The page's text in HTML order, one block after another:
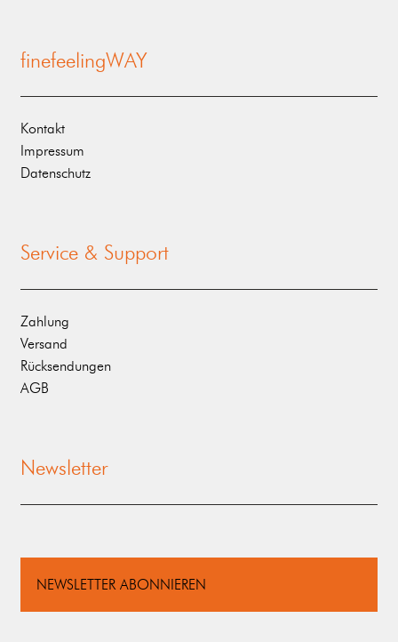
finefeelingWAY
Kontakt
Impressum
Datenschutz
Service & Support
Zahlung
Versand
Rücksendungen
AGB
Newsletter
NEWSLETTER ABONNIEREN